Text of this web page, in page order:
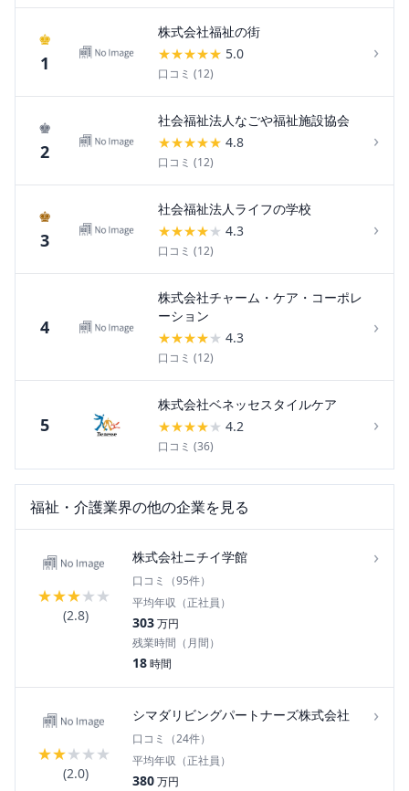
♚
1
株式会社福祉の街
★★★★★ 5.0
口コミ (12)
›
♚
2
社会福祉法人なごや福祉施設協会
★★★★★ 4.8
口コミ (12)
›
♚
3
社会福祉法人ライフの学校
★★★★★ 4.3
口コミ (12)
›
4
株式会社チャーム・ケア・コーポレ
ーション
★★★★★ 4.3
口コミ (12)
›
5
株式会社ベネッセスタイルケア
★★★★★ 4.2
口コミ (36)
›
福祉・介護業界の他の企業を見る
★★★★★
(2.8)
株式会社ニチイ学館 ›
口コミ（95件）
平均年収（正社員）
303万円
残業時間（月間）
18時間
★★★★★
(2.0)
シマダリビングパートナーズ株式会社 ›
口コミ（24件）
平均年収（正社員）
380万円